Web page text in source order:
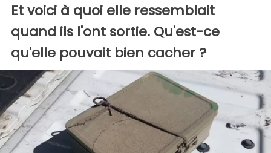
Et voici à quoi elle ressemblait
quand ils l'ont sortie. Qu'est-ce
qu'elle pouvait bien cacher ?